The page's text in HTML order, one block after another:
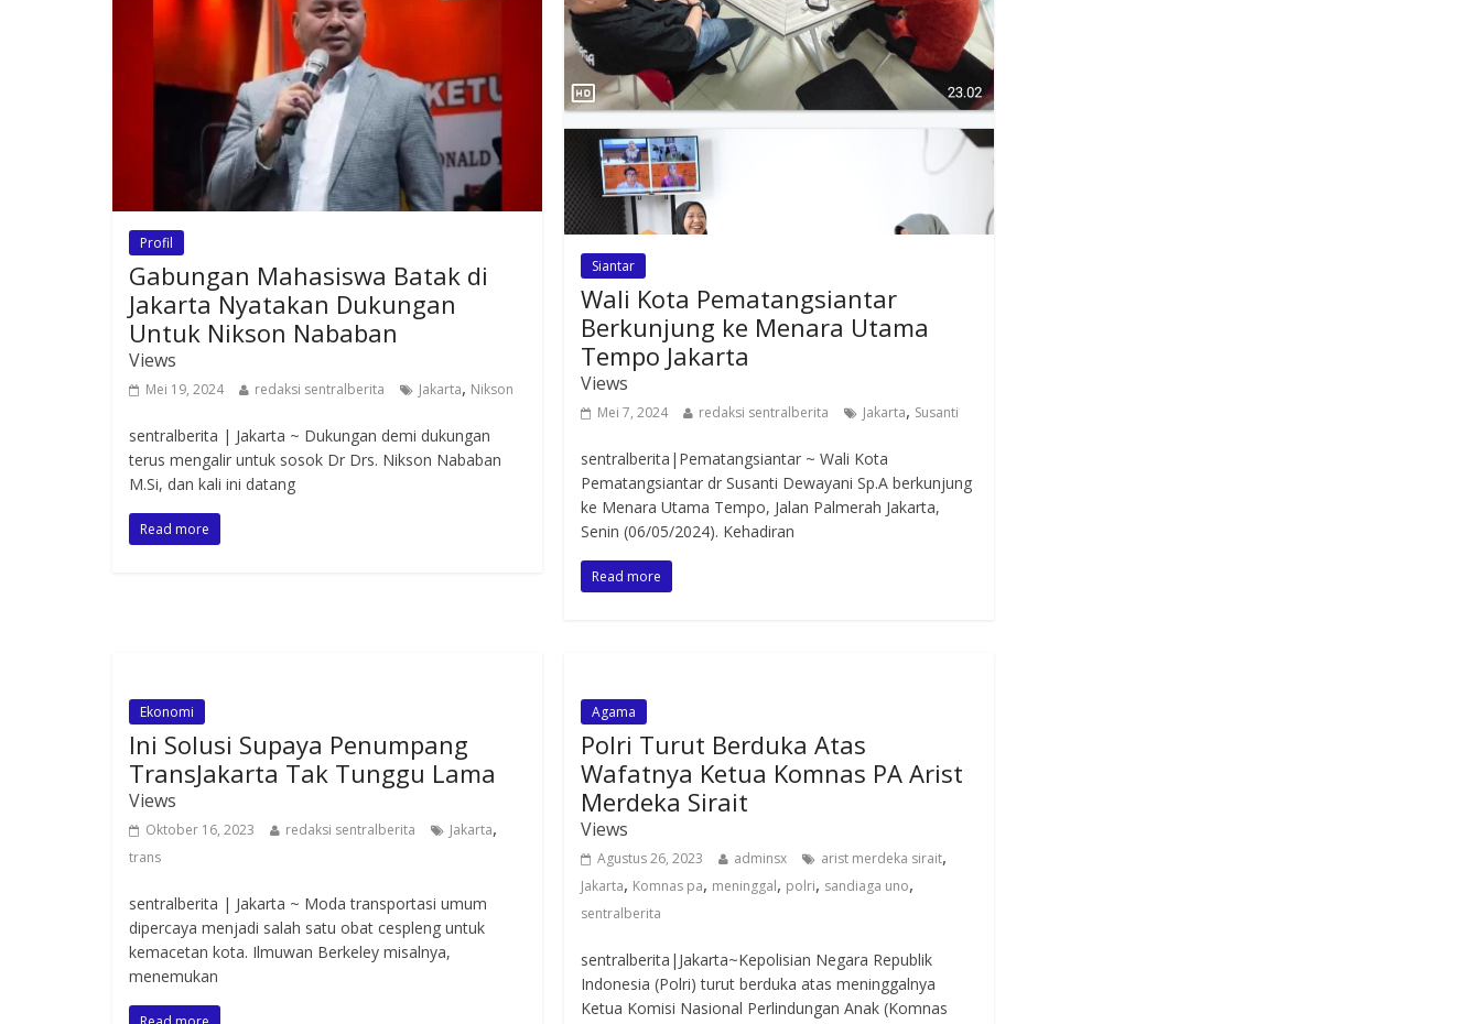
Profil
Gabungan Mahasiswa Batak di
Jakarta Nyatakan Dukungan
Untuk Nikson Nababan
Views
Mei 19, 2024 redaksi sentralberita Jakarta, Nikson
sentralberita | Jakarta ~ Dukungan demi dukungan
terus mengalir untuk sosok Dr Drs. Nikson Nababan
M.Si, dan kali ini datang
Read more
Siantar
Wali Kota Pematangsiantar
Berkunjung ke Menara Utama
Tempo Jakarta
Views
Mei 7, 2024 redaksi sentralberita Jakarta, Susanti
sentralberita|Pematangsiantar ~ Wali Kota
Pematangsiantar dr Susanti Dewayani Sp.A berkunjung
ke Menara Utama Tempo, Jalan Palmerah Jakarta,
Senin (06/05/2024). Kehadiran
Read more
Ekonomi
Ini Solusi Supaya Penumpang
TransJakarta Tak Tunggu Lama
Views
Oktober 16, 2023 redaksi sentralberita Jakarta,
trans
sentralberita | Jakarta ~ Moda transportasi umum
dipercaya menjadi salah satu obat cespleng untuk
kemacetan kota. Ilmuwan Berkeley misalnya,
menemukan
Agama
Polri Turut Berduka Atas
Wafatnya Ketua Komnas PA Arist
Merdeka Sirait
Views
Agustus 26, 2023 adminsx arist merdeka sirait,
Jakarta, Komnas pa, meninggal, polri, sandiaga uno,
sentralberita
sentralberita|Jakarta~Kepolisian Negara Republik
Indonesia (Polri) turut berduka atas meninggalnya
Ketua Komisi Nasional Perlindungan Anak (Komnas